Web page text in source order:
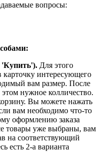
вопросы:
'Купить'). Для этого
интересующего
вам размер. После
нужное колличество.
Вы можете нажать
вам необходимо что-то
оформлению заказа
товары уже выбраны, вам
на соответствующий
есть 2-а варианта